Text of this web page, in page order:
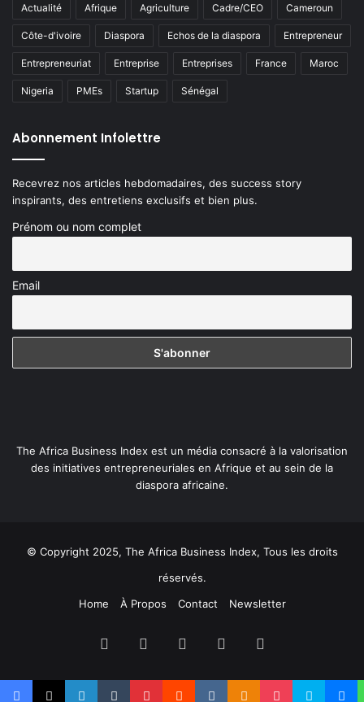
Actualité Afrique Agriculture Cadre/CEO Cameroun
Côte-d'ivoire Diaspora Echos de la diaspora Entrepreneur
Entrepreneuriat Entreprise Entreprises France Maroc
Nigeria PMEs Startup Sénégal
Abonnement Infolettre
Recevrez nos articles hebdomadaires, des success story
inspirants, des entretiens exclusifs et bien plus.
Prénom ou nom complet
Email
The Africa Business Index est un média consacré à la valorisation
des initiatives entrepreneuriales en Afrique et au sein de la
diaspora africaine.
© Copyright 2025, The Africa Business Index, Tous les droits
réservés.
Home
À Propos Contact Newsletter
Facebook LinkedinYouTube